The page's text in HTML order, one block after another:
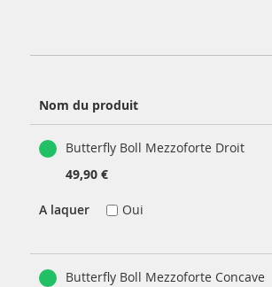
groupés
Nom du produit
Butterfly Boll Mezzoforte Droit
49,90 €
A laquer Oui
Butterfly Boll Mezzoforte Concave